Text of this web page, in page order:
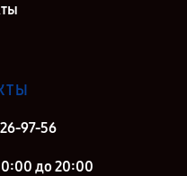
97-56
до 20:00